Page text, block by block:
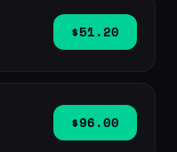
$51.20
$96.00